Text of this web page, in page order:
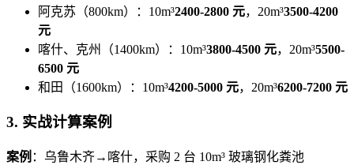
阿克苏（800km）：10m³2400-2800 元，20m³3500-4200
元
喀什、克州（1400km）：10m³3800-4500 元，20m³5500-
6500 元
和田（1600km）：10m³4200-5000 元，20m³6200-7200 元
3. 实战计算案例
案例 ：乌鲁木齐→喀什，采购 2 台 10m³ 玻璃钢化粪池